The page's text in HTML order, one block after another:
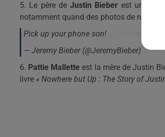
5. Le père deJustin Bieber est un
notamment quand des photos de nu de
Pick up your phone son!
— Jeremy Bieber (@JeremyBieber) 31
6. Pattie Mallette est la mère de Justin
livre « Nowhere but Up : The Story of